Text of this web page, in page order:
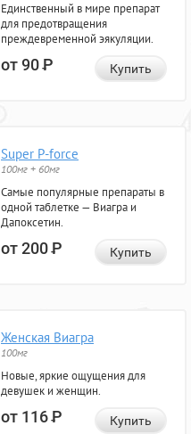
Единственный в мире препарат
для предотвращения
преждевременной эякуляции.
от 90Р Купить
Super P-force
100мг + 60мг
Самые популярные препараты в
одной таблетке — Виагра и
Дапоксетин.
от 200Р Купить
Женская Виагра
100мг
Новые, яркие ощущения для
девушек и женщин.
от 116Р Купить